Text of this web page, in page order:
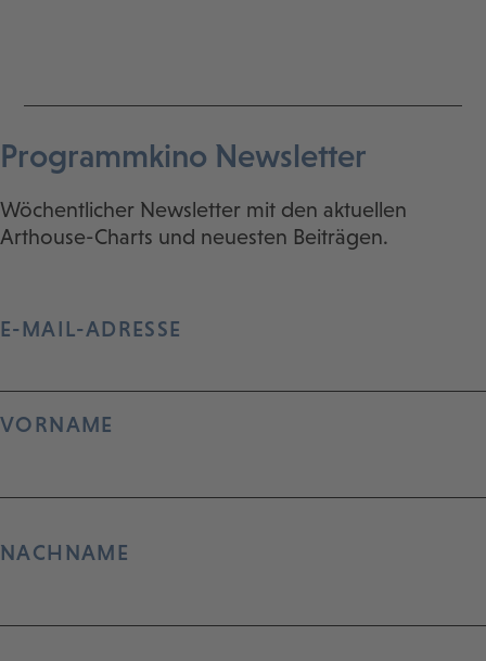
Programmkino Newsletter
Wöchentlicher Newsletter mit den aktuellen
Arthouse-Charts und neuesten Beiträgen.
E-MAIL-ADRESSE
VORNAME
NACHNAME